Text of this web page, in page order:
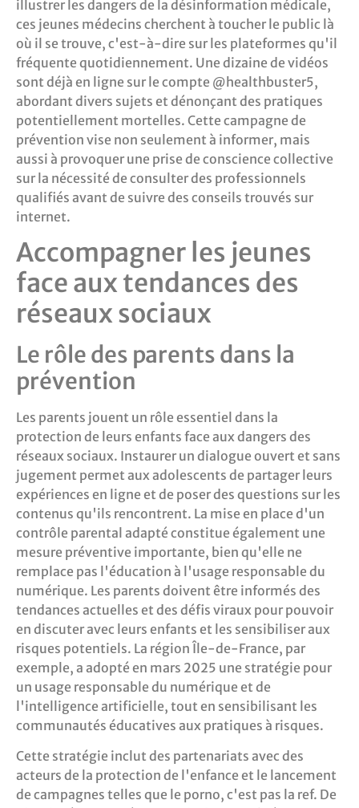
illustrer les dangers de la désinformation médicale,
ces jeunes médecins cherchent à toucher le public là
où il se trouve, c'est-à-dire sur les plateformes qu'il
fréquente quotidiennement. Une dizaine de vidéos
sont déjà en ligne sur le compte @healthbuster5,
abordant divers sujets et dénonçant des pratiques
potentiellement mortelles. Cette campagne de
prévention vise non seulement à informer, mais
aussi à provoquer une prise de conscience collective
sur la nécessité de consulter des professionnels
qualifiés avant de suivre des conseils trouvés sur
internet.
Accompagner les jeunes
face aux tendances des
réseaux sociaux
Le rôle des parents dans la
prévention
Les parents jouent un rôle essentiel dans la
protection de leurs enfants face aux dangers des
réseaux sociaux. Instaurer un dialogue ouvert et sans
jugement permet aux adolescents de partager leurs
expériences en ligne et de poser des questions sur les
contenus qu'ils rencontrent. La mise en place d'un
contrôle parental adapté constitue également une
mesure préventive importante, bien qu'elle ne
remplace pas l'éducation à l'usage responsable du
numérique. Les parents doivent être informés des
tendances actuelles et des défis viraux pour pouvoir
en discuter avec leurs enfants et les sensibiliser aux
risques potentiels. La région Île-de-France, par
exemple, a adopté en mars 2025 une stratégie pour
un usage responsable du numérique et de
l'intelligence artificielle, tout en sensibilisant les
communautés éducatives aux pratiques à risques.
Cette stratégie inclut des partenariats avec des
acteurs de la protection de l'enfance et le lancement
de campagnes telles que le porno, c'est pas la ref. De